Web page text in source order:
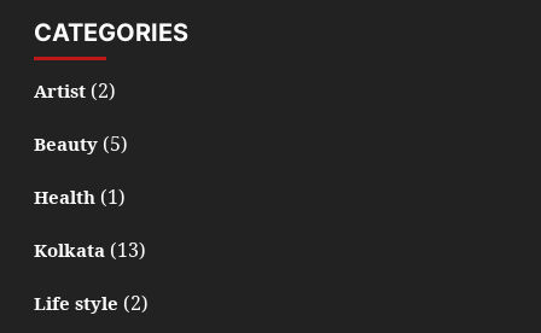
CATEGORIES
Artist(2)
Beauty(5)
Health(1)
Kolkata(13)
Life style (2)